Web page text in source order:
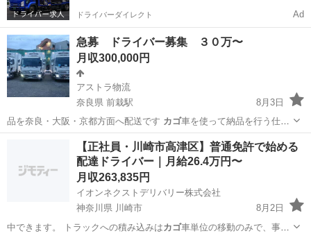
ドライバーダイレクト Ad
急募 ドライバー募集 ３０万〜
月収300,000円
アストラ物流
奈良県 前栽駅
8月3日
品を奈良・大阪・京都方面へ配送です カゴ車を使って納品を行う仕事
もあります！ …
前栽駅 ドライバー
【正社員・川崎市高津区】普通免許で始める
配達ドライバー｜月給26.4万円〜
月収263,835円
イオンネクストデリバリー株式会社
神奈川県 川崎市
8月2日
中できます。 トラックへの積み込みはカゴ車単位の移動のみで、事務